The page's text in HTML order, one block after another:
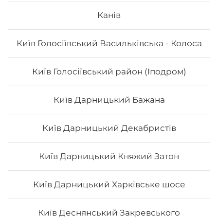
Канів
Київ Голосіївський Васильківська - Колоса
Київ Голосіївський район (Іподром)
Київ Дарницький Бажана
Київ Дарницький Декабристів
Київ Дарницький Княжий Затон
Київ Дарницький Харківське шосе
Київ Деснянський Закревського